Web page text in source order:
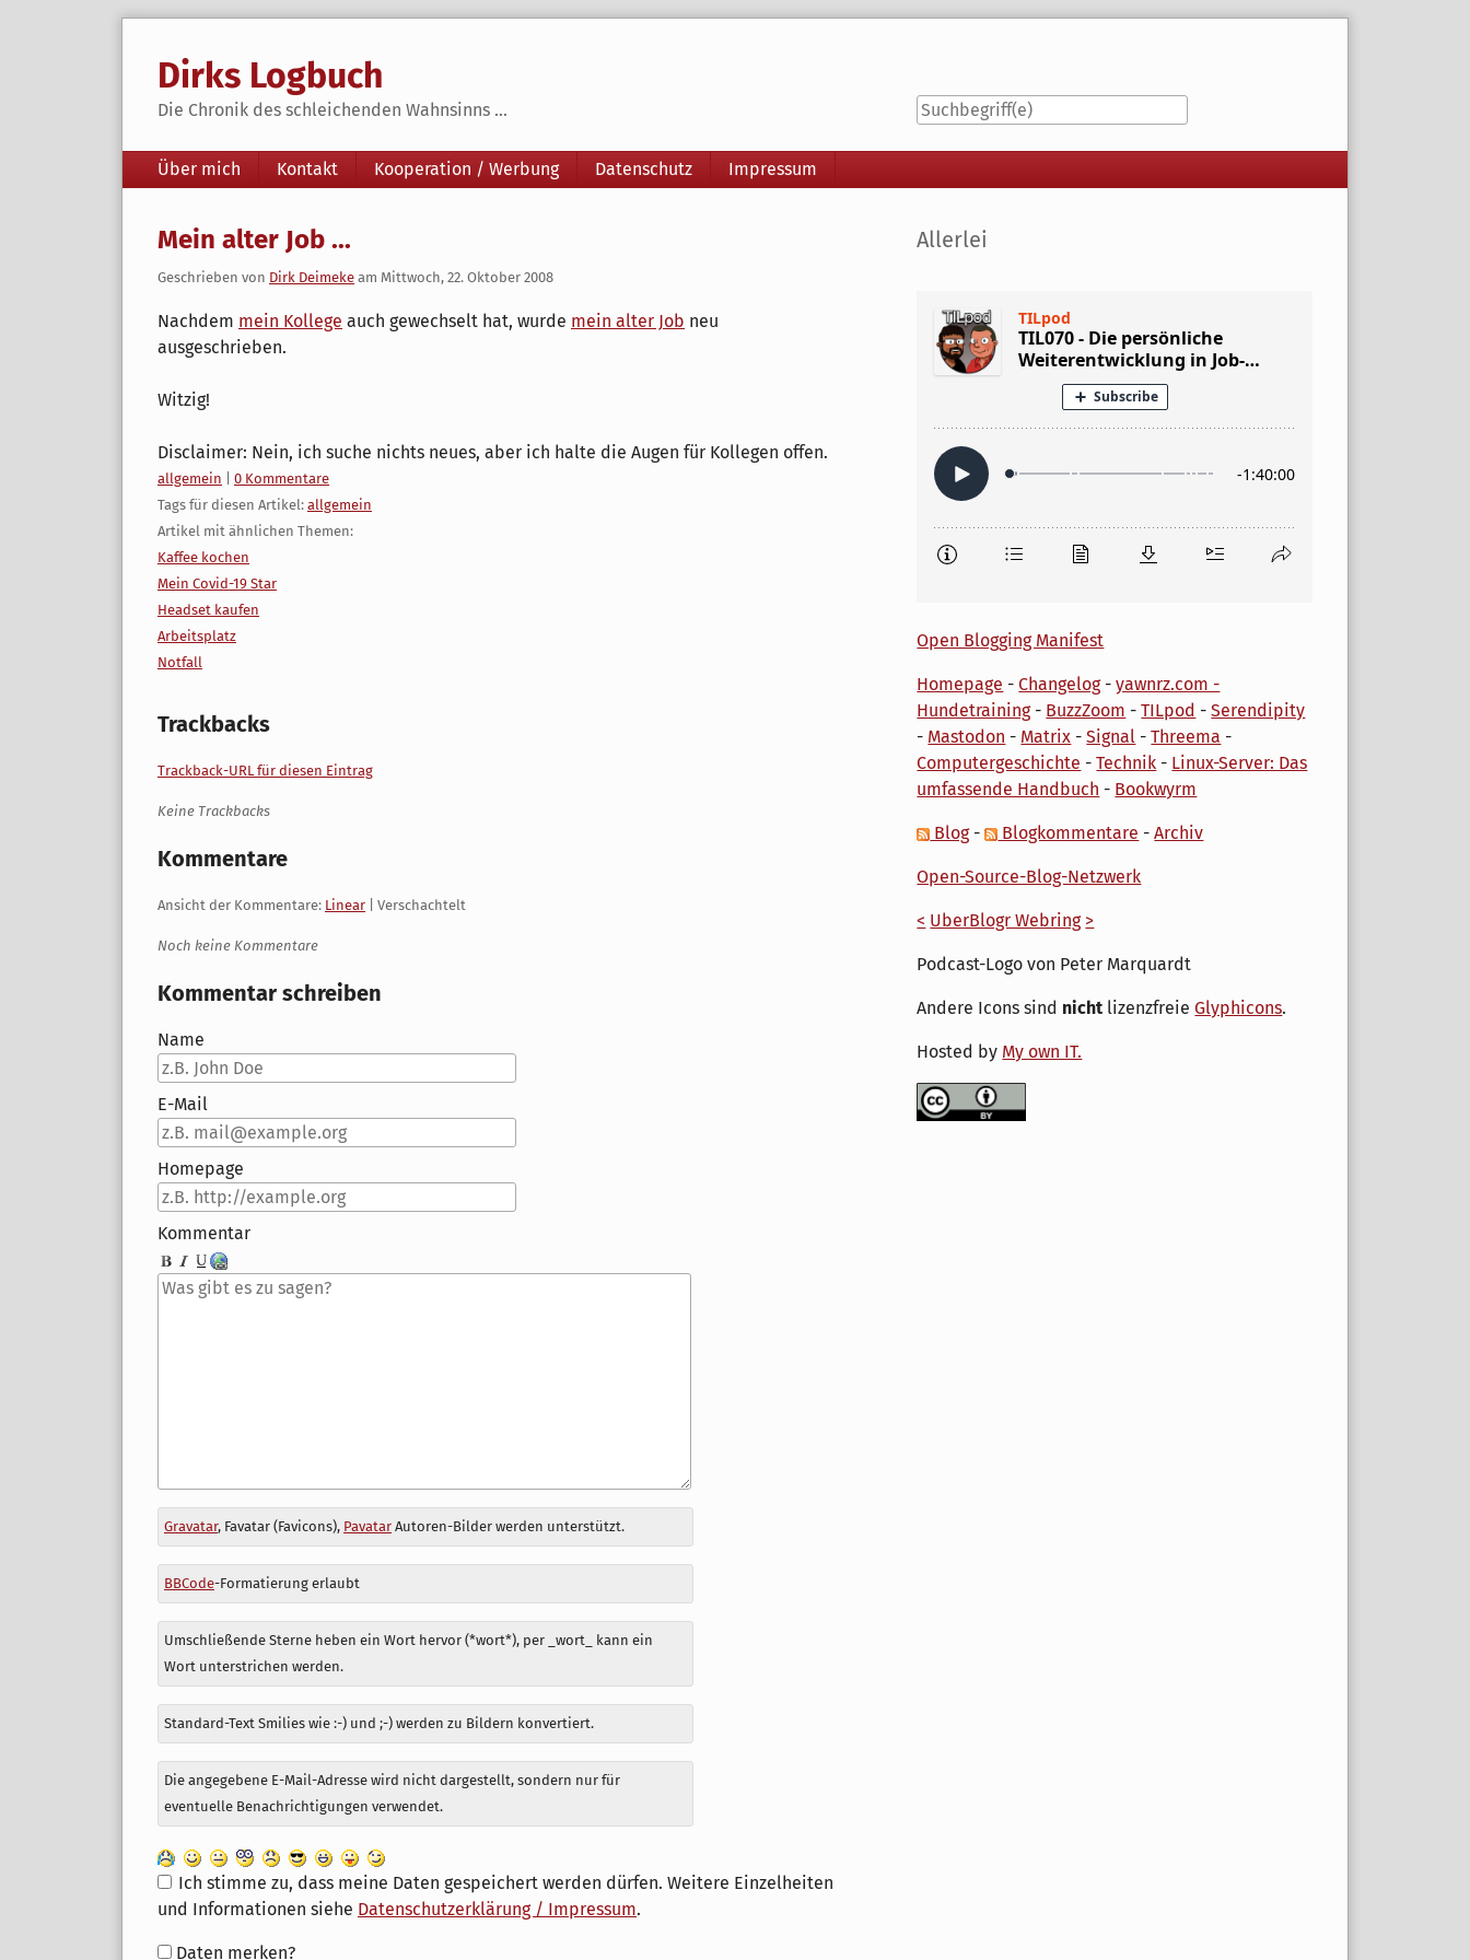
Dirks Logbuch
Die Chronik des schleichenden Wahnsinns ...
Navigation
Über mich Kontakt Kooperation / Werbung Datenschutz Impressum
Mein alter Job ...
Geschrieben von Dirk Deimeke am Mittwoch, 22. Oktober 2008
Nachdem mein Kollege auch gewechselt hat, wurde mein alter Job neu
ausgeschrieben.
Witzig!
Disclaimer: Nein, ich suche nichts neues, aber ich halte die Augen für Kollegen offen.
Kategorien:
allgemein
0 Kommentare
Tags für diesen Artikel: allgemein
Artikel mit ähnlichen Themen:
Kaffee kochen
Mein Covid-19 Star
Headset kaufen
Arbeitsplatz
Notfall
Trackbacks
Trackback-URL für diesen Eintrag
Keine Trackbacks
Kommentare
Ansicht der Kommentare: Linear | Verschachtelt
Noch keine Kommentare
Kommentar schreiben
Name
E-Mail
Homepage
Kommentar
Antwort
zu
Gravatar, Favatar (Favicons), PavatarAutoren-Bilder werden unterstützt.
BBCode-Formatierung erlaubt
Umschließende Sterne heben ein Wort hervor (*wort*), per _wort_ kann ein
Wort unterstrichen werden.
Standard-Text Smilies wie :-) und ;-) werden zu Bildern konvertiert.
Die angegebene E-Mail-Adresse wird nicht dargestellt, sondern nur für
eventuelle Benachrichtigungen verwendet.
Ich stimme zu, dass meine Daten gespeichert werden dürfen. Weitere Einzelheiten
und Informationen siehe Datenschutzerklärung / Impressum.
Formular-
Daten merken?
Seitenleiste
Allerlei
Open Blogging Manifest
Homepage -Changelog-yawnrz.com -
Hundetraining- BuzzZoom -TILpod -Serendipity
- Mastodon - Matrix -Signal -Threema -
Computergeschichte -Technik - Linux-Server: Das
umfassende Handbuch - Bookwyrm
Blog- Blogkommentare -Archiv
Open-Source-Blog-Netzwerk
< UberBlogr Webring >
Podcast-Logo von Peter Marquardt
Andere Icons sind nicht lizenzfreieGlyphicons.
Hosted by My own IT.